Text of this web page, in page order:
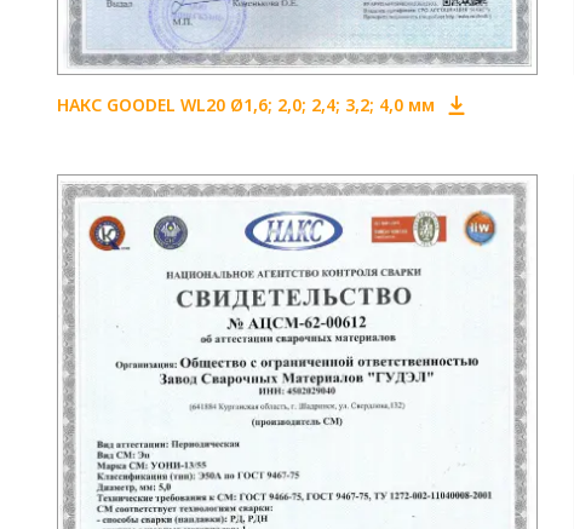
НАКС GOODEL WL20 Ø1,6; 2,0; 2,4; 3,2; 4,0 мм